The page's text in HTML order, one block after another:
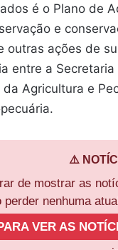
é o Plano de
e
outras ações de
entre a
Agricultura e
⚠️
de mostrar as
perder nenhuma
VER AS